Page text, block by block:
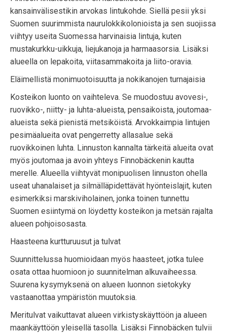
kansainvälisestikin arvokas lintukohde. Siellä pesii yksi
Suomen suurimmista naurulokkikolonioista ja sen suojissa
viihtyy useita Suomessa harvinaisia lintuja, kuten
mustakurkku-uikkuja, liejukanoja ja harmaasorsia. Lisäksi
alueella on lepakoita, viitasammakoita ja liito-oravia.
Eläimellistä monimuotoisuutta ja nokikanojen turnajaisia
Kosteikon luonto on vaihteleva. Se muodostuu avovesi-,
ruovikko-, niitty- ja luhta-alueista, pensaikoista, joutomaa-
alueista sekä pienistä metsiköistä. Arvokkaimpia lintujen
pesimäalueita ovat pengerretty allasalue sekä
ruovikkoinen luhta. Linnuston kannalta tärkeitä alueita ovat
myös joutomaa ja avoin yhteys Finnobäckenin kautta
merelle. Alueella viihtyvät monipuolisen linnuston ohella
useat uhanalaiset ja silmälläpidettävät hyönteislajit, kuten
esimerkiksi marskiviholainen, jonka toinen tunnettu
Suomen esiintymä on löydetty kosteikon ja metsän rajalta
alueen pohjoisosasta.
Haasteena kurtturuusut ja tulvat
Suunnittelussa huomioidaan myös haasteet, jotka tulee
osata ottaa huomioon jo suunnitelman alkuvaiheessa.
Suurena kysymyksenä on alueen luonnon sietokyky
vastaanottaa ympäristön muutoksia.
Meritulvat vaikuttavat alueen virkistyskäyttöön ja alueen
maankäyttöön yleisellä tasolla. Lisäksi Finnobäcken tulvii